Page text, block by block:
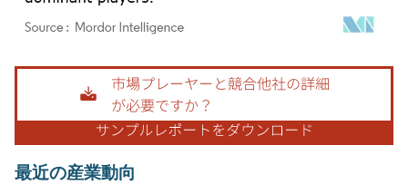
画像 © Mordor Intelligence。再利用にはCC BY 4.0の表示が必要です。
最近の産業動向